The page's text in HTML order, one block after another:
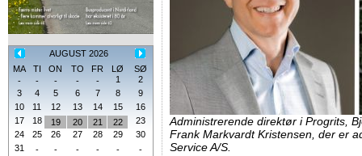
AUGUST 2026
MA
TI ON TO FR LØ
SØ
-
- - - - 1
2
3
4 5 6 7 8
9
10
11 12 13 14 15
16
17
18 19 20 21 22
23
24
25 26 27 28 29
30
31
- - - - -
-
Administrerende direktør i Progrits,
Frank Markvardt Kristensen, der er
Service A/S.